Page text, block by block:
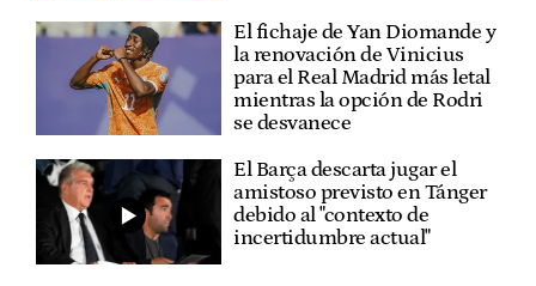
El fichaje de Yan Diomande y
la renovación de Vinicius
para el Real Madrid más letal
mientras la opción de Rodri
se desvanece
El Barça descarta jugar el
amistoso previsto en Tánger
debido al "contexto de
incertidumbre actual"